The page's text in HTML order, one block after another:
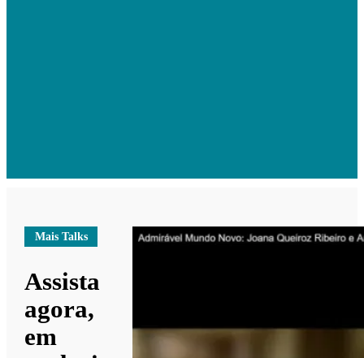
Mais Talks
Assista
agora,
em